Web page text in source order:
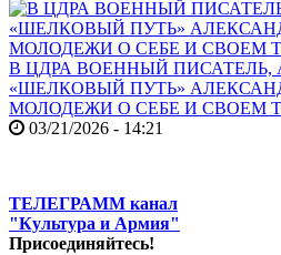
В ЦДРА ВОЕННЫЙ
«ШЕЛКОВЫЙ ПУТЬ»
МОЛОДЕЖИ О СЕБЕ И СВОЕМ
03/21/2026 - 14:21
ТЕЛЕГРАММ канал
"Культура и Армия"
Присоединяйтесь!